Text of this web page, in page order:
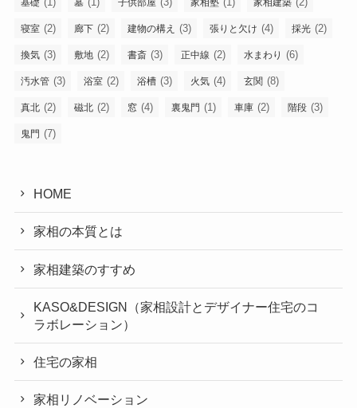
寝室 (2) 廊下 (2) 建物の構え (3) 張りと欠け (4) 採光 (2)
換気 (3) 敷地 (2) 書斎 (3) 正中線 (2) 水まわり (6)
汚水管 (3) 浴室 (2) 浴槽 (3) 火気 (4) 玄関 (8)
真北 (2) 磁北 (2) 窓 (4) 裏鬼門 (1) 車庫 (2) 階段 (3)
鬼門 (7)
HOME
家相の本質とは
家相建築のすすめ
KASO&DESIGN（家相設計とデザイナー住宅のコ
ラボレーション）
住宅の家相
家相リノベーション